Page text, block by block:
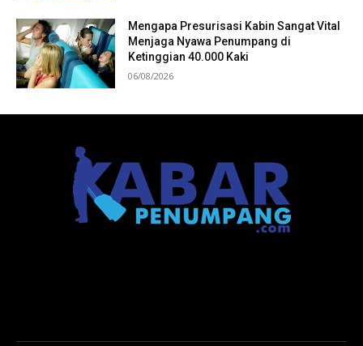
Mengapa Presurisasi Kabin Sangat Vital
Menjaga Nyawa Penumpang di
Ketinggian 40.000 Kaki
06/08/2026